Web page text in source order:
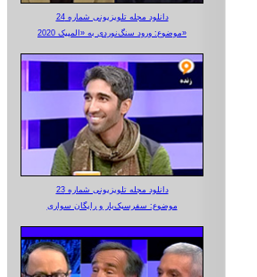
دانلود مجله تلویزیونی شماره 24
موضوع: ورود سنگ‌نوردی به «المپیک 2020»
دانلود مجله تلویزیونی شماره 23
موضوع: سفرسبک‌بار و رایگان سواری